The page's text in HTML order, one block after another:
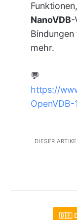
Funktionen,
NanoVDB-
Bindungen
mehr.
💬
https://
OpenVDB-
DIESER
🇩🇪